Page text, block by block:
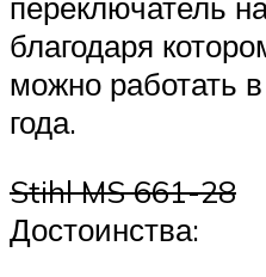
благодаря
можно работать
года.
Stihl MS 661-28
Достоинства: